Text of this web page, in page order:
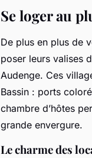
Se loger au
De plus en plus de
poser leurs valises
Audenge. Ces
Bassin : ports
chambre d’hôtes
grande envergure.
Le charme des